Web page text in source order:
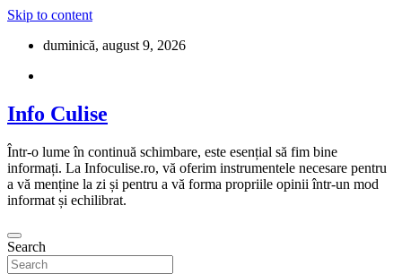
Skip to content
duminică, august 9, 2026
Info Culise
Într-o lume în continuă schimbare, este esențial să fim bine
informați. La Infoculise.ro, vă oferim instrumentele necesare pentru
a vă menține la zi și pentru a vă forma propriile opinii într-un mod
informat și echilibrat.
Search